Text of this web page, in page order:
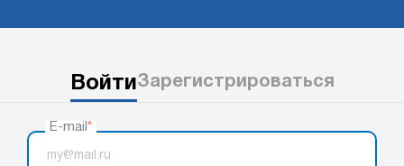
ВойтиЗарегистрироваться
E-mail *